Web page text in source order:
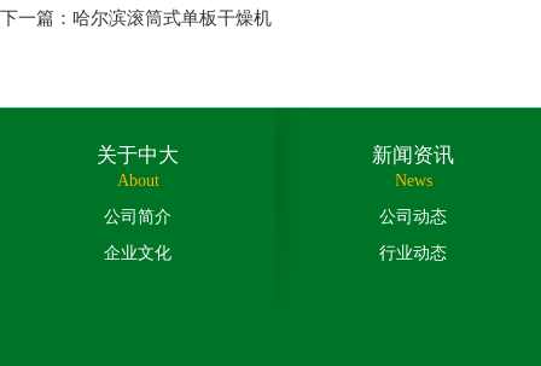
下一篇： 哈尔滨滚筒式单板干燥机
关于中大
About
公司简介
企业文化
新闻资讯
News
公司动态
行业动态